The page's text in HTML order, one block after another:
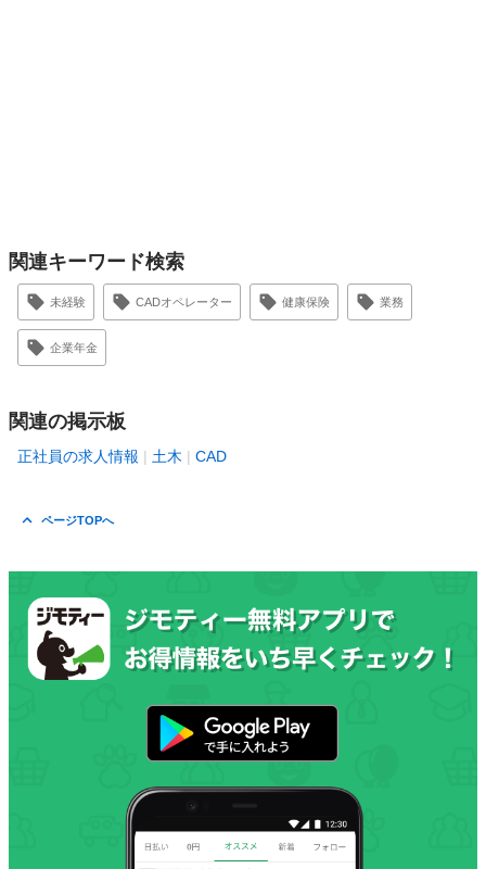
関連キーワード検索
未経験 CADオペレーター 健康保険 業務
企業年金
関連の掲示板
正社員の求人情報 土木 CAD
ページTOPへ